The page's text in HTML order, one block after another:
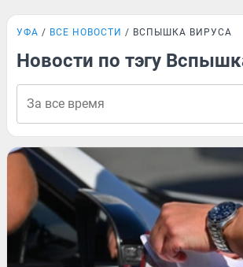
УФА ВСЕ НОВОСТИ ВСПЫШКА ВИРУСА
Новости по тэгу